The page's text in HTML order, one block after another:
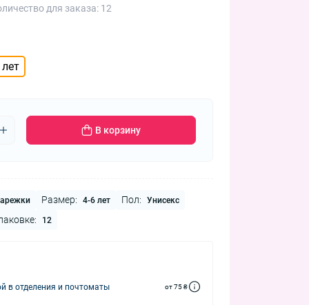
для заказа: 12
В корзину
Размер: 4-6 лет Пол: Унисекс
12
в отделения и почтоматы от 75 ₴